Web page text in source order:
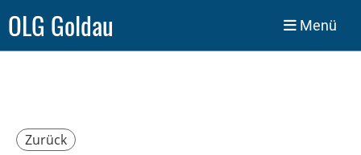
OLG Goldau Menü
Zurück